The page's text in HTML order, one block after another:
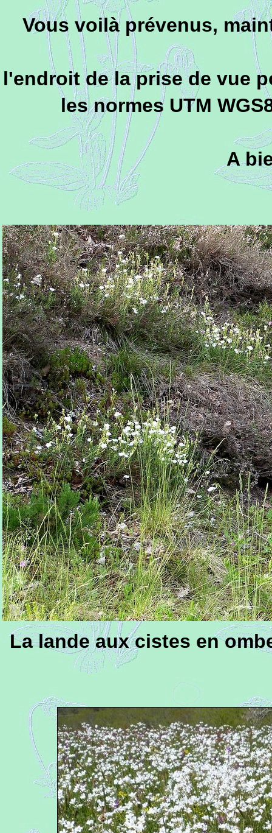
Vous voilà prévenus,
l'endroit de la prise de vue
les normes UTM
A
La lande aux cistes en